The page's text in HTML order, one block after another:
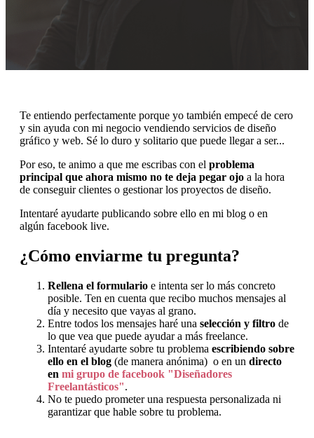
Te entiendo perfectamente porque yo también empecé de cero
y sin ayuda con mi negocio vendiendo servicios de diseño
gráfico y web. Sé lo duro y solitario que puede llegar a ser...
Por eso, te animo a que me escribas con el problema
principal que ahora mismo no te deja pegar ojo a la hora
de conseguir clientes o gestionar los proyectos de diseño.
Intentaré ayudarte publicando sobre ello en mi blog o en
algún facebook live.
¿Cómo enviarme tu pregunta?
Rellena el formulario e intenta ser lo más concreto
posible. Ten en cuenta que recibo muchos mensajes al
día y necesito que vayas al grano.
Entre todos los mensajes haré una selección y filtro de
lo que vea que puede ayudar a más freelance.
Intentaré ayudarte sobre tu problema escribiendo sobre
ello en el blog (de manera anónima) o en un directo
en mi grupo de facebook "Diseñadores
Freelantásticos".
No te puedo prometer una respuesta personalizada ni
garantizar que hable sobre tu problema.